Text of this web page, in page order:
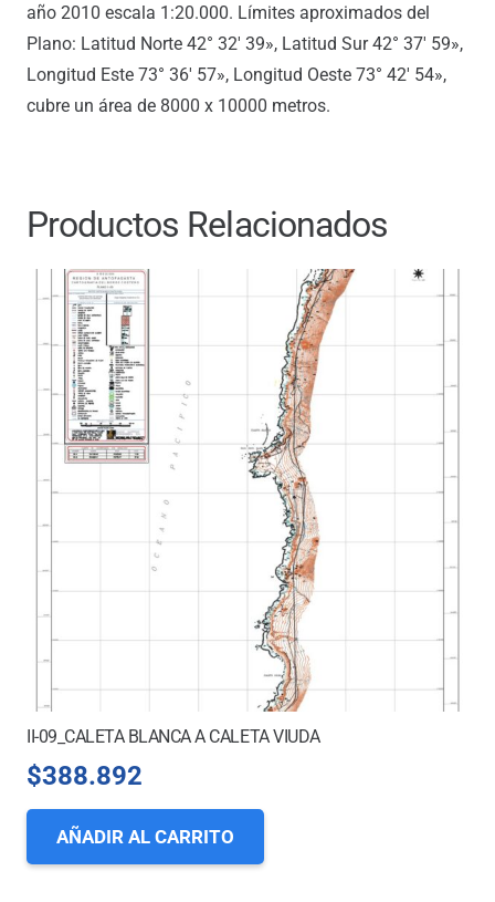
año 2010 escala 1:20.000. Límites aproximados del
Plano: Latitud Norte 42° 32′ 39», Latitud Sur 42° 37′ 59»,
Longitud Este 73° 36′ 57», Longitud Oeste 73° 42′ 54»,
cubre un área de 8000 x 10000 metros.
Productos Relacionados
II-09_CALETA BLANCA A CALETA VIUDA
$388.892
AÑADIR AL CARRITO